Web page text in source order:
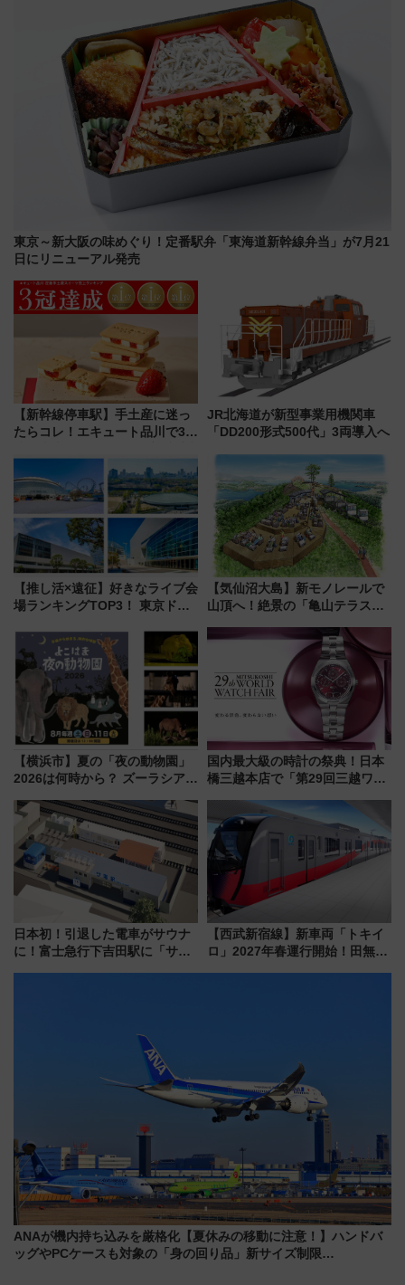
（2026年）
東京～新大阪の味めぐり！定番駅弁「東海道新幹線弁当」が7月21
日にリニューアル発売
【新幹線停車駅】手土産に迷っ
たらコレ！エキュート品川で3年
産スイーツとは？
JR北海道が新型事業用機関車
「DD200形式500代」3両導入へ
【推し活×遠征】好きなライブ会
場ランキングTOP3！ 東京ドー
由と交通アクセス術、ライブ会
場に何を求める？
【気仙沼大島】新モノレールで
山頂へ！絶景の「亀山テラス
暇村のお得な日帰りプランも登
【横浜市】夏の「夜の動物園」
2026は何時から？ ズーラシア・
見どころ、限定イベントを徹底
解説！
国内最大級の時計の祭典！日本
橋三越本店で「第29回三越ワー
【2026年8月5日～25日】
日本初！引退した電車がサウナ
に！富士急行下吉田駅に「サ電
【西武新宿線】新車両「トキイ
ロ」2027年春運行開始！田無・
ANAが機内持ち込みを厳格化【夏休みの移動に注意！】ハンドバ
ッグやPCケースも対象の「身の回り品」新サイズ制限